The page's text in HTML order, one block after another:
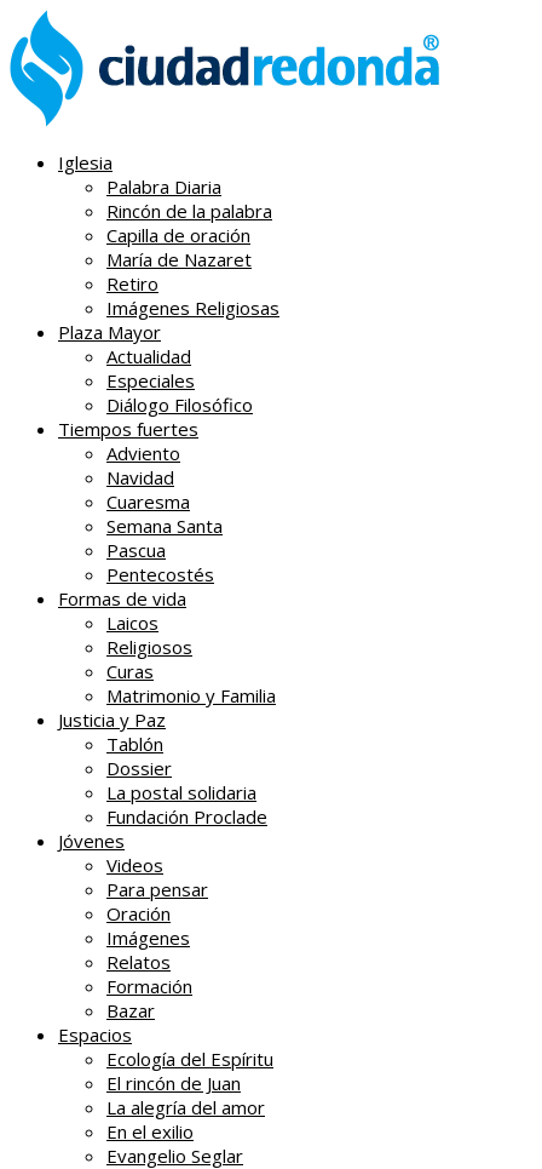
Iglesia
Palabra Diaria
Rincón de la palabra
Capilla de oración
María de Nazaret
Retiro
Imágenes Religiosas
Plaza Mayor
Actualidad
Especiales
Diálogo Filosófico
Tiempos fuertes
Adviento
Navidad
Cuaresma
Semana Santa
Pascua
Pentecostés
Formas de vida
Laicos
Religiosos
Curas
Matrimonio y Familia
Justicia y Paz
Tablón
Dossier
La postal solidaria
Fundación Proclade
Jóvenes
Videos
Para pensar
Oración
Imágenes
Relatos
Formación
Bazar
Espacios
Ecología del Espíritu
El rincón de Juan
La alegría del amor
En el exilio
Evangelio Seglar